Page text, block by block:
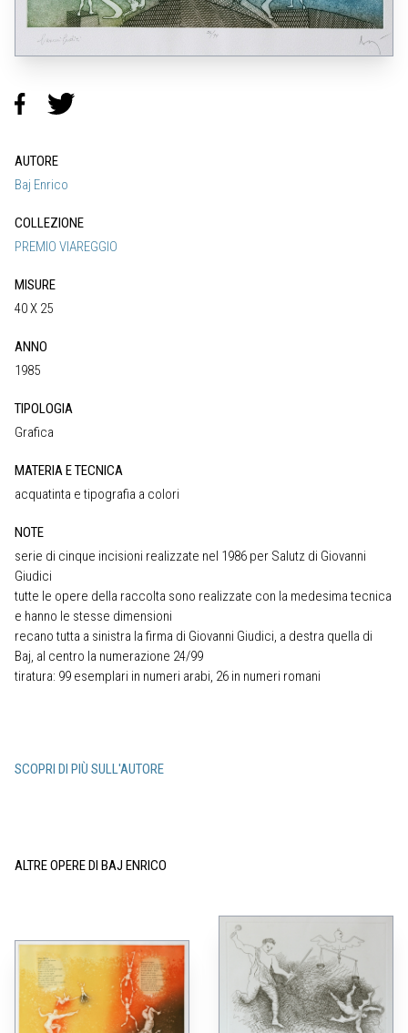
AUTORE
Baj Enrico
COLLEZIONE
PREMIO VIAREGGIO
MISURE
40 X 25
ANNO
1985
TIPOLOGIA
Grafica
MATERIA E TECNICA
acquatinta e tipografia a colori
NOTE
serie di cinque incisioni realizzate nel 1986 per Salutz di Giovanni
Giudici
tutte le opere della raccolta sono realizzate con la medesima tecnica
e hanno le stesse dimensioni
recano tutta a sinistra la firma di Giovanni Giudici, a destra quella di
Baj, al centro la numerazione 24/99
tiratura: 99 esemplari in numeri arabi, 26 in numeri romani
SCOPRI DI PIÙ SULL'AUTORE
ALTRE OPERE DI BAJ ENRICO